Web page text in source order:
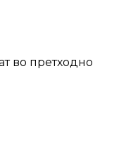
во претходно